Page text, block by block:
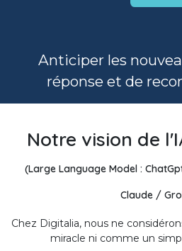
Anticiper les
réponse et de
Notre vision de
(Large Language Model :
Claude /
Chez Digitalia, nous ne
miracle ni comme un